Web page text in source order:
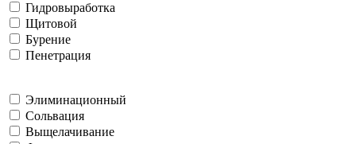
Гидровыработка
Щитовой
Бурение
Пенетрация
Элиминационный
Сольвация
Выщелачивание